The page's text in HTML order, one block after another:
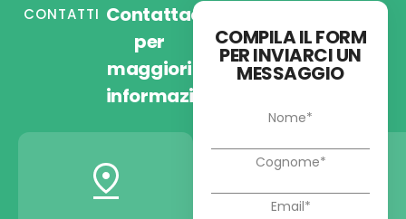
CONTATTI Contattaci
per
maggiori
informazioni
COMPILA IL FORM
PER INVIARCI UN
MESSAGGIO